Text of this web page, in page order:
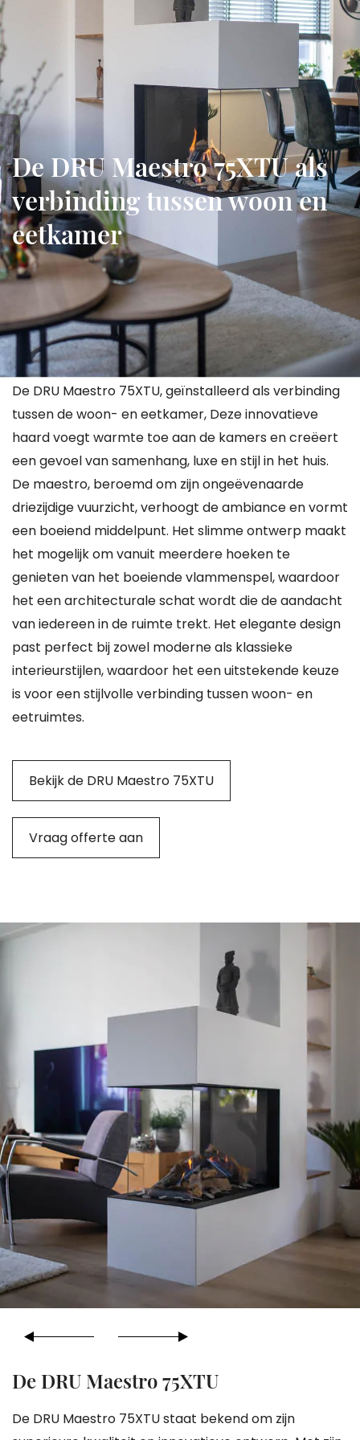
De DRU Maestro 75XTU als
verbinding tussen woon en
eetkamer
De DRU Maestro 75XTU, geïnstalleerd als verbinding
tussen de woon- en eetkamer, Deze innovatieve
haard voegt warmte toe aan de kamers en creëert
een gevoel van samenhang, luxe en stijl in het huis.
De maestro, beroemd om zijn ongeëvenaarde
driezijdige vuurzicht, verhoogt de ambiance en vormt
een boeiend middelpunt. Het slimme ontwerp maakt
het mogelijk om vanuit meerdere hoeken te
genieten van het boeiende vlammenspel, waardoor
het een architecturale schat wordt die de aandacht
van iedereen in de ruimte trekt. Het elegante design
past perfect bij zowel moderne als klassieke
interieurstijlen, waardoor het een uitstekende keuze
is voor een stijlvolle verbinding tussen woon- en
eetruimtes.
Bekijk de DRU Maestro 75XTU
Vraag offerte aan
De DRU Maestro 75XTU
De DRU Maestro 75XTU staat bekend om zijn